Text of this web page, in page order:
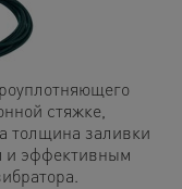
стяжке,
толщина заливки
и эффективным